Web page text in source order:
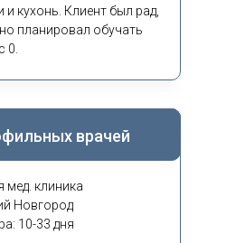
и кухонь. Клиент был рад,
планировал обучать
0.
врачей
мед. клиника
Новгород
10-33 дня